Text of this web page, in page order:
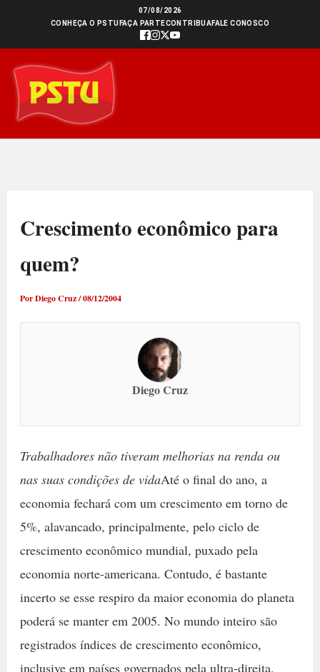
conteúdo
07/08/2026
CONHEÇA O PSTU FAÇA PARTECONTRIBUAFALE CONOSCO
Crescimento econômico para
quem?
PorDiego Cruz/08/12/2004
Diego Cruz
Trabalhadores não tiveram melhorias na renda ou
nas suas condições de vidaAté o final do ano, a
economia fechará com um crescimento em torno de
5%, alavancado, principalmente, pelo ciclo de
crescimento econômico mundial, puxado pela
economia norte-americana. Contudo, é bastante
incerto se esse respiro da maior economia do planeta
poderá se manter em 2005. No mundo inteiro são
registrados índices de crescimento econômico,
inclusive em países governados pela ultra-direita,